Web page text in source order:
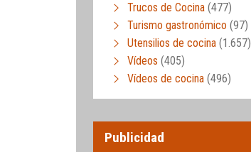
Trucos de Cocina (477)
Turismo gastronómico (97)
Utensilios de cocina (1.657)
Vídeos (405)
Vídeos de cocina (496)
Publicidad